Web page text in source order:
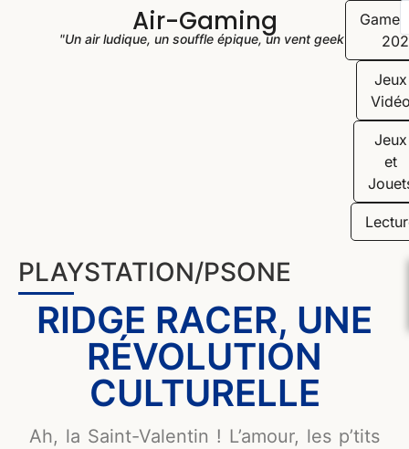
Air-Gaming
"Un air ludique, un souffle épique, un vent geek"
Jeux
Jeux
et
PLAYSTATION/PSONE
RIDGE RACER, UNE
RÉVOLUTION
CULTURELLE
Ah, la Saint-Valentin ! L’amour, les p’tits